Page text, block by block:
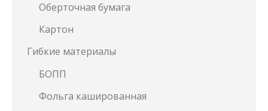
Оберточная бумага
Картон
Гибкие материалы
БОПП
Фольга кашированная